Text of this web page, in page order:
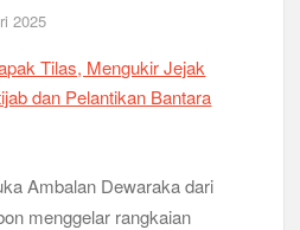
SDN Sidodadi 1 Taman
Disiplin dan Kepedulian
SMP YPM 1 Taman: Saat
dan Merajut Generasi di PSCC
2025
Ambalan Dewaraka dari
menggelar rangkaian